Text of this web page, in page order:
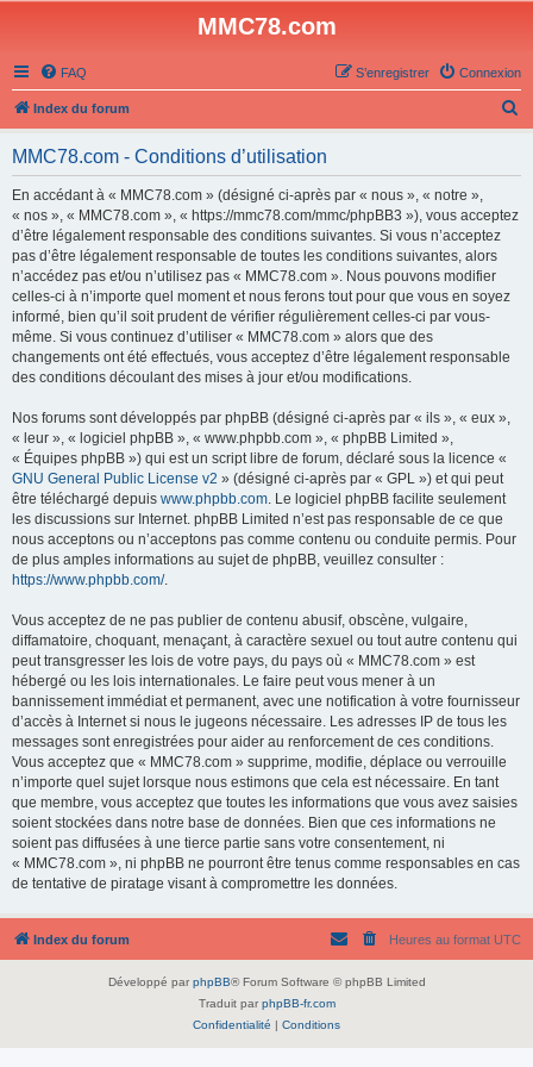
MMC78.com
FAQ Connexion
S’enregistrer
Index du forum
MMC78.com - Conditions d’utilisation
En accédant à « MMC78.com » (désigné ci-après par « nous », « notre »,
« nos », « MMC78.com », « https://mmc78.com/mmc/phpBB3 »), vous acceptez
d’être légalement responsable des conditions suivantes. Si vous n’acceptez
pas d’être légalement responsable de toutes les conditions suivantes, alors
n’accédez pas et/ou n’utilisez pas « MMC78.com ». Nous pouvons modifier
celles-ci à n’importe quel moment et nous ferons tout pour que vous en soyez
informé, bien qu’il soit prudent de vérifier régulièrement celles-ci par vous-
même. Si vous continuez d’utiliser « MMC78.com » alors que des
changements ont été effectués, vous acceptez d’être légalement responsable
des conditions découlant des mises à jour et/ou modifications.
Nos forums sont développés par phpBB (désigné ci-après par « ils », « eux »,
« leur », « logiciel phpBB », « www.phpbb.com », « phpBB Limited »,
« Équipes phpBB ») qui est un script libre de forum, déclaré sous la licence «
GNU General Public License v2 » (désigné ci-après par « GPL ») et qui peut
être téléchargé depuis www.phpbb.com. Le logiciel phpBB facilite seulement
les discussions sur Internet. phpBB Limited n’est pas responsable de ce que
nous acceptons ou n’acceptons pas comme contenu ou conduite permis. Pour
de plus amples informations au sujet de phpBB, veuillez consulter :
https://www.phpbb.com/.
Vous acceptez de ne pas publier de contenu abusif, obscène, vulgaire,
diffamatoire, choquant, menaçant, à caractère sexuel ou tout autre contenu qui
peut transgresser les lois de votre pays, du pays où « MMC78.com » est
hébergé ou les lois internationales. Le faire peut vous mener à un
bannissement immédiat et permanent, avec une notification à votre fournisseur
d’accès à Internet si nous le jugeons nécessaire. Les adresses IP de tous les
messages sont enregistrées pour aider au renforcement de ces conditions.
Vous acceptez que « MMC78.com » supprime, modifie, déplace ou verrouille
n’importe quel sujet lorsque nous estimons que cela est nécessaire. En tant
que membre, vous acceptez que toutes les informations que vous avez saisies
soient stockées dans notre base de données. Bien que ces informations ne
soient pas diffusées à une tierce partie sans votre consentement, ni
« MMC78.com », ni phpBB ne pourront être tenus comme responsables en cas
de tentative de piratage visant à compromettre les données.
Index du forum Heures au format UTC
Développé par phpBB® Forum Software © phpBB Limited
Traduit par phpBB-fr.com
Confidentialité | Conditions